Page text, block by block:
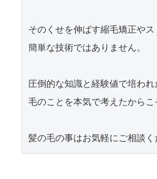
そのくせを伸ばす縮毛矯正や
簡単な技術ではありません。
圧倒的な知識と経験値で培わ
毛のことを本気で考えたからこ
髪の毛の事はお気軽にご相談く